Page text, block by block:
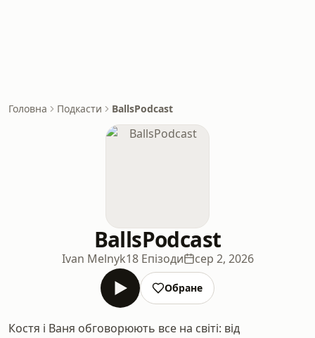
Головна Подкасти BallsPodcast
BallsPodcast
Ivan Melnyk18 Епізоди сер 2, 2026
Обране
Костя і Ваня обговорюють все на світі: від